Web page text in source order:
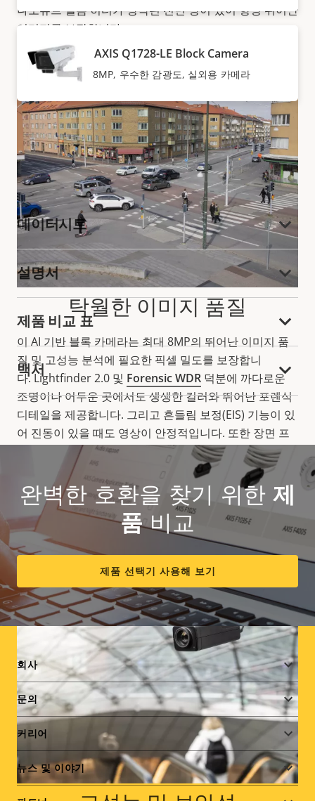
나노튜브 필름 히터가 장착된 전면 창이 있어 항상 뛰어난
이미지를 보장합니다.
탁월한 이미지 품질
이 AI 기반 블록 카메라는 최대 8MP의 뛰어난 이미지 품
질 및 고성능 분석에 필요한 픽셀 밀도를 보장합니
다. Lightfinder 2.0 및 Forensic WDR 덕분에 까다로운
조명이나 어두운 곳에서도 생생한 컬러와 뛰어난 포렌식
디테일을 제공합니다. 그리고 흔들림 보정(EIS) 기능이 있
어 진동이 있을 때도 영상이 안정적입니다. 또한 장면 프
로파일과 자동 회전 기능을 통해 최적의 적용 범위와 상시
우수한 이미지 품질을 보장합니다. 또한 이 시리즈는 저조
도 성능을 위한 1/1.2" 센서 카메라가 특징으로, 광범위한
감시 또는 상세한 원거리 보기를 위한 와이드 또는 텔레렌
즈를 제공합니다.
AXIS Q1728-LE Block Camera
8MP, 우수한 감광도, 실외용 카메라
문서화
데이터시트
설명서
제품 비교 표
백서
완벽한 호환을 찾기 위한 제
품비교
제품 선택기 사용해 보기
Footer
menu
회사
문의
커리어
뉴스 및 이야기